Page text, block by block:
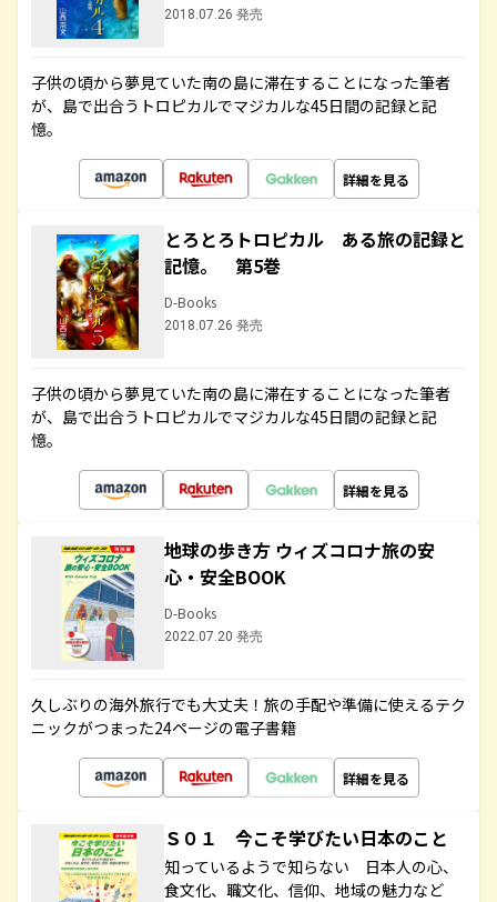
2018.07.26 発売
子供の頃から夢見ていた南の島に滞在することになった筆者
が、島で出合うトロピカルでマジカルな45日間の記録と記
憶。
詳細を見る
とろとろトロピカル ある旅の記録と
記憶。 第5巻
D-Books
2018.07.26 発売
子供の頃から夢見ていた南の島に滞在することになった筆者
が、島で出合うトロピカルでマジカルな45日間の記録と記
憶。
詳細を見る
地球の歩き方 ウィズコロナ旅の安
心・安全BOOK
D-Books
2022.07.20 発売
久しぶりの海外旅行でも大丈夫！旅の手配や準備に使えるテク
ニックがつまった24ページの電子書籍
詳細を見る
Ｓ０１ 今こそ学びたい日本のこと
知っているようで知らない 日本人の心、
食文化、職文化、信仰、地域の魅力など